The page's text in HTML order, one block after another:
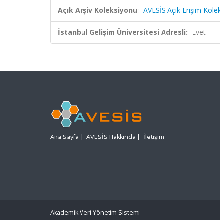
Açık Arşiv Koleksiyonu: AVESİS Açık Erişim
İstanbul Gelişim Üniversitesi Adresli: Evet
Ana Sayfa | AVESİS Hakkında | İletişim
Akademik Veri Yönetim Sistemi